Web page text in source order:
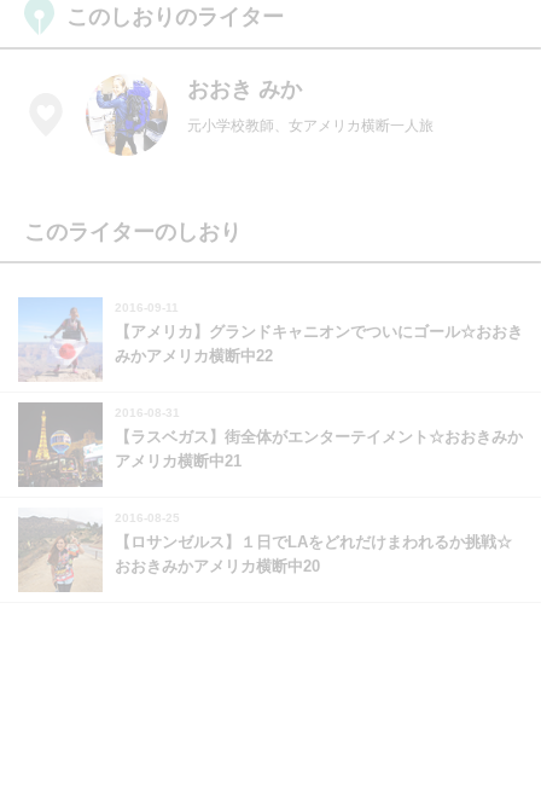
このしおりのライター
おおき みか
元小学校教師、女アメリカ横断一人旅
このライターのしおり
2016-09-11
【アメリカ】グランドキャニオンでついにゴール☆おおき
みかアメリカ横断中22
2016-08-31
【ラスベガス】街全体がエンターテイメント☆おおきみか
アメリカ横断中21
2016-08-25
【ロサンゼルス】１日でLAをどれだけまわれるか挑戦☆
おおきみかアメリカ横断中20